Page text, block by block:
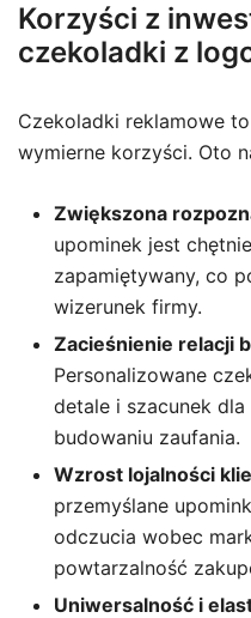
Korzyści z
czekoladki z
Czekoladki reklamowe
wymierne korzyści. Oto
Zwiększona
upominek jest
zapamiętywany, co
wizerunek firmy.
Zacieśnienie relacji
Personalizowane
detale i szacunek
budowaniu zaufania.
Wzrost lojalności
przemyślane
odczucia wobec
powtarzalność
Uniwersalność i